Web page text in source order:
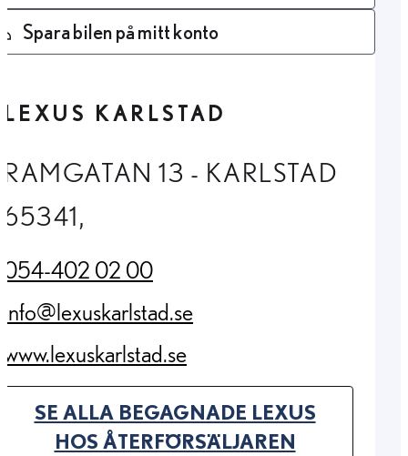
Spara bilen på mitt konto
LEXUS KARLSTAD
RAMGATAN 13 - KARLSTAD
65341,
054-402 02 00
(Opens in new tab)
info@lexuskarlstad.se
(Opens in new tab)
www.lexuskarlstad.se
(Opens in new tab)
SE ALLA BEGAGNADE LEXUS
HOS ÅTERFÖRSÄLJAREN
(OPENS IN NEW TAB)